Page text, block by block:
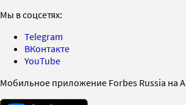
Мы в соцсетях:
Telegram
ВКонтакте
YouTube
Мобильное приложение Forbes Russia на